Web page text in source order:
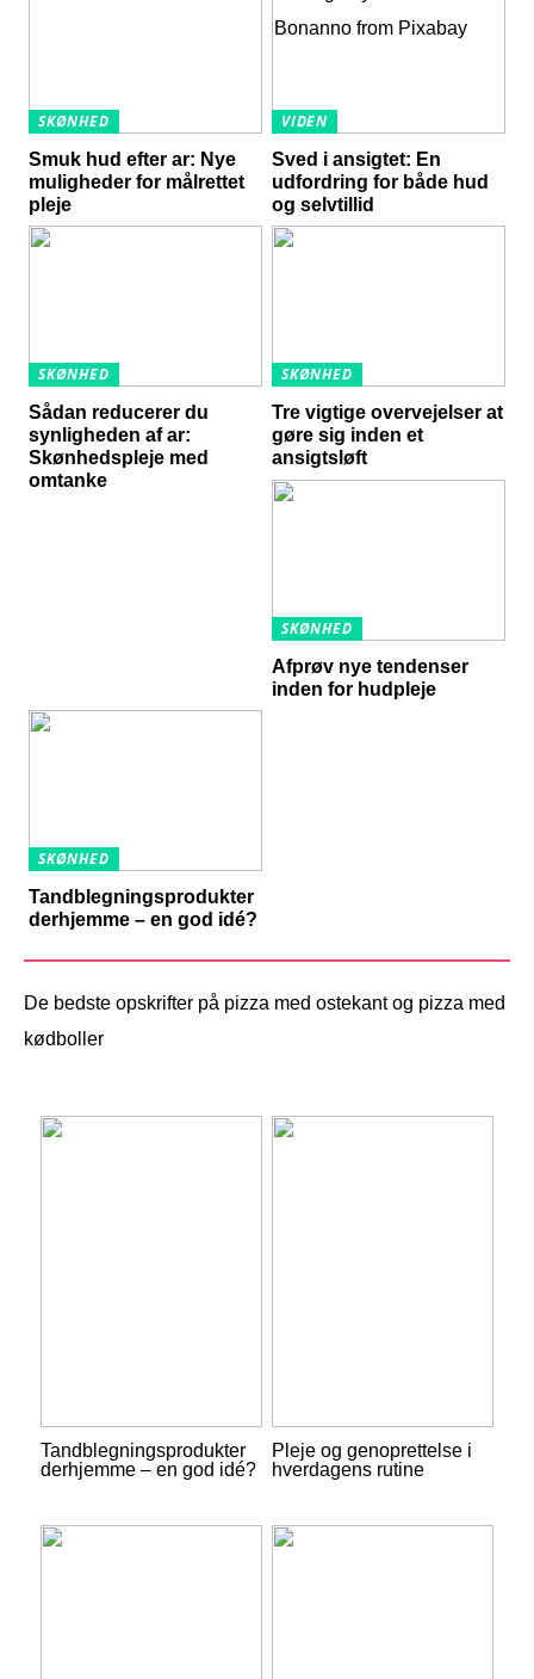
SKØNHED
Smuk hud efter ar: Nye
muligheder for målrettet
pleje
VIDEN
Sved i ansigtet: En
udfordring for både hud
og selvtillid
SKØNHED
Sådan reducerer du
synligheden af ar:
Skønhedspleje med
omtanke
SKØNHED
Tre vigtige overvejelser at
gøre sig inden et
ansigtsløft
SKØNHED
Afprøv nye tendenser
inden for hudpleje
SKØNHED
Tandblegningsprodukter
derhjemme – en god idé?
De bedste opskrifter på pizza med ostekant og pizza med
kødboller
Tandblegningsprodukter
derhjemme – en god idé?
Pleje og genoprettelse i
hverdagens rutine